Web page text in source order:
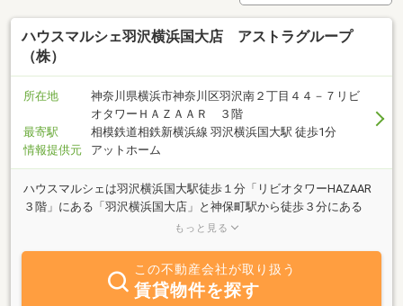
ハウスマルシェ羽沢横浜国大店 アストラグループ
（株）
所在地
神奈川県横浜市神奈川区羽沢南２丁目４４－７リビ
オタワーＨＡＺＡＡＲ ３階
最寄駅
相模鉄道相鉄新横浜線 羽沢横浜国大駅 徒歩1分
情報提供元
アットホーム
ハウスマルシェは羽沢横浜国大駅徒歩１分「リビオタワーHAZAAR
３階」にある「羽沢横浜国大店」と神保町駅から徒歩３分にある
「神保町店」の２店舗で営業しております。事業用物件の売買、賃
ョン・店舗、事務所につきましてはマンション管理士が常駐してい
ますので、プロの視点で物件に関する評価を行うことが出来ますの
で、ご参考にしていただければと思います。住宅物件に関しまして
もっと見る
この不動産会社が取り扱う
賃貸物件を探す